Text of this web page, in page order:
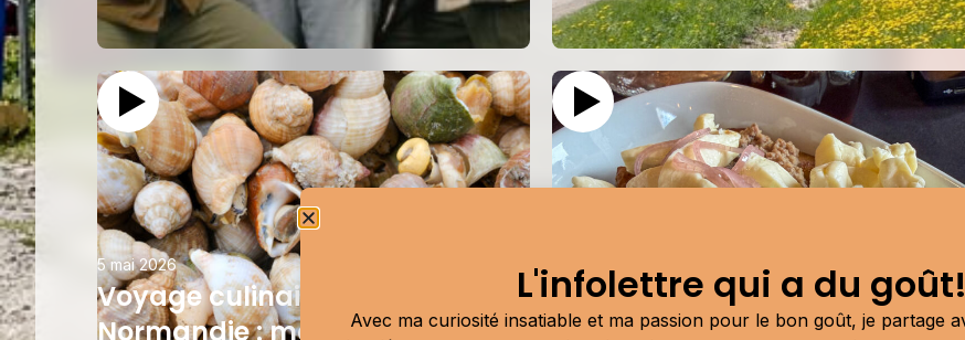
5 mai 2026
Voyage culinaire en
Normandie : marché de
28 mars 2026
L'infolettre qui a du goût!
Avec ma curiosité insatiable et ma passion pour le bon goût, je partage